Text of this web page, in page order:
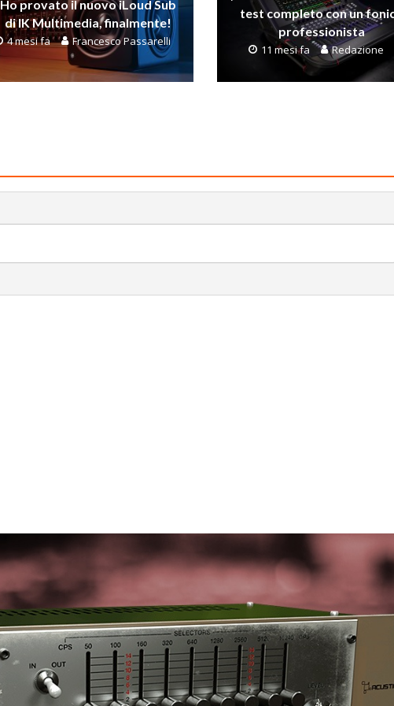
Ho provato il nuovo iLoud Sub
di IK Multimedia, finalmente!
4 mesi fa Francesco Passarelli
test completo con un
professionista
11 mesi fa Redazione